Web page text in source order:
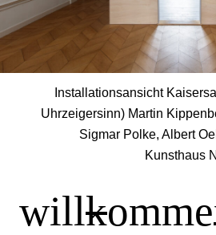
Installationsansicht
Uhrzeigersinn) Martin
Sigmar Polke, Albert
Kunsthaus
willkomme